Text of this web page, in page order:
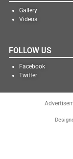
Gallery
Videos
FOLLOW US
Facebook
Twitter